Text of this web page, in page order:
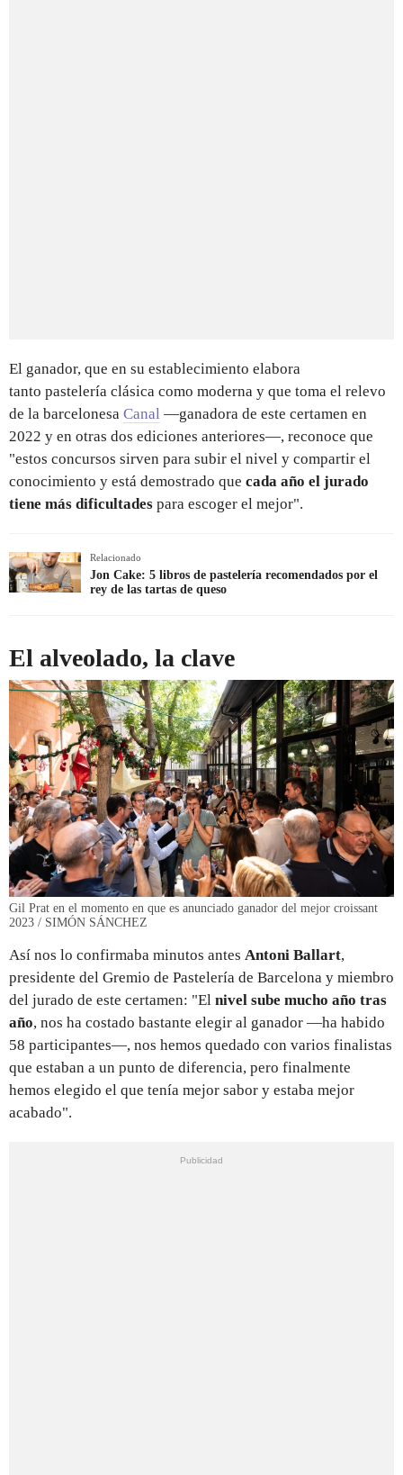
El ganador, que en su establecimiento elabora
tanto pastelería clásica como moderna y que toma el relevo
de la barcelonesa Canal —ganadora de este certamen en
2022 y en otras dos ediciones anteriores—, reconoce que
"estos concursos sirven para subir el nivel y compartir el
conocimiento y está demostrado que cada año el jurado
tiene más dificultades para escoger el mejor".
Relacionado
Jon Cake: 5 libros de pastelería recomendados por el
rey de las tartas de queso
El alveolado, la clave
Gil Prat en el momento en que es anunciado ganador del mejor croissant
2023 / SIMÓN SÁNCHEZ
Así nos lo confirmaba minutos antes Antoni Ballart,
presidente del Gremio de Pastelería de Barcelona y miembro
del jurado de este certamen: "El nivel sube mucho año tras
año, nos ha costado bastante elegir al ganador —ha habido
58 participantes—, nos hemos quedado con varios finalistas
que estaban a un punto de diferencia, pero finalmente
hemos elegido el que tenía mejor sabor y estaba mejor
acabado".